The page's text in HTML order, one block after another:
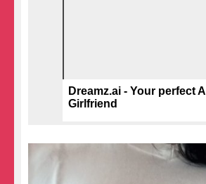
Dreamz.ai - Your perfect AI
Girlfriend